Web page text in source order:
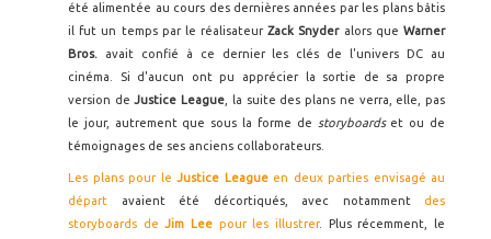
été alimentée au cours des dernières années par les plans bâtis
il fut un temps par le réalisateurZack Snyderalors queWarner
Bros. avait confié à ce dernier les clés de l'univers DC au
cinéma. Si d'aucun ont pu apprécier la sortie de sa propre
version deJustice League , la suite des plans ne verra, elle, pas
le jour, autrement que sous la forme de storyboards et ou de
témoignages de ses anciens collaborateurs.
Les plans pour le Justice League en deux parties envisagé au
départ avaient été décortiqués, avec notamment des
storyboards deJim Lee pour les illustrer. Plus récemment, le